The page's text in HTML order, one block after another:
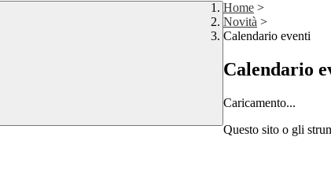
Home >
Novità >
Calendario eventi
Calendario
Caricamento...
Questo sito o gli